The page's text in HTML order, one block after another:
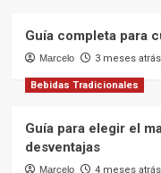
Guía completa para
Marcelo 3 meses atrás
Bebidas Tradicionales
Guía para elegir el
desventajas
Marcelo 4 meses atrás